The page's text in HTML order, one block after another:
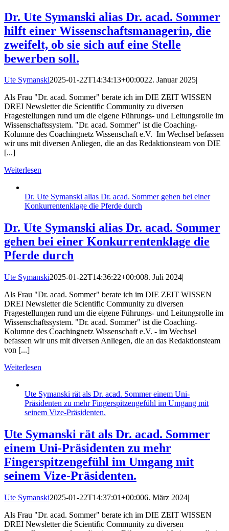
Dr. Ute Symanski alias Dr. acad. Sommer
hilft einer Wissenschaftsmanagerin, die
zweifelt, ob sie sich auf eine Stelle
bewerben soll.
Ute Symanski2025-01-22T14:34:13+00:0022. Januar 2025|
Als Frau "Dr. acad. Sommer" berate ich im DIE ZEIT WISSEN
DREI Newsletter die Scientific Community zu diversen
Fragestellungen rund um die eigene Führungs- und Leitungsrolle im
Wissenschaftssystem. "Dr. acad. Sommer" ist die Coaching-
Kolumne des Coachingnetz Wissenschaft e.V. Im Wechsel befassen
wir uns mit diversen Anliegen, die an das Redaktionsteam von DIE
[...]
Weiterlesen
Dr. Ute Symanski alias Dr. acad. Sommer gehen bei einer
Konkurrentenklage die Pferde durch
Dr. Ute Symanski alias Dr. acad. Sommer
gehen bei einer Konkurrentenklage die
Pferde durch
Ute Symanski2025-01-22T14:36:22+00:008. Juli 2024|
Als Frau "Dr. acad. Sommer" berate ich im DIE ZEIT WISSEN
DREI Newsletter die Scientific Community zu diversen
Fragestellungen rund um die eigene Führungs- und Leitungsrolle im
Wissenschaftssystem. "Dr. acad. Sommer" ist die Coaching-
Kolumne des Coachingnetz Wissenschaft e.V. - im Wechsel
befassen wir uns mit diversen Anliegen, die an das Redaktionsteam
von [...]
Weiterlesen
Ute Symanski rät als Dr. acad. Sommer einem Uni-
Präsidenten zu mehr Fingerspitzengefühl im Umgang mit
seinem Vize-Präsidenten.
Ute Symanski rät als Dr. acad. Sommer
einem Uni-Präsidenten zu mehr
Fingerspitzengefühl im Umgang mit
seinem Vize-Präsidenten.
Ute Symanski2025-01-22T14:37:01+00:006. März 2024|
Als Frau "Dr. acad. Sommer" berate ich im DIE ZEIT WISSEN
DREI Newsletter die Scientific Community zu diversen